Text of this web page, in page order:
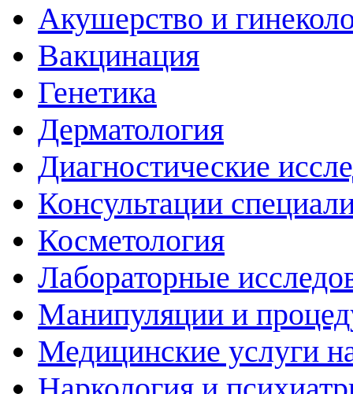
Акушерство и
Вакцинация
Генетика
Дерматология
Диагностические
Консультации
Косметология
Лабораторные
Манипуляции и
Медицинские услуги